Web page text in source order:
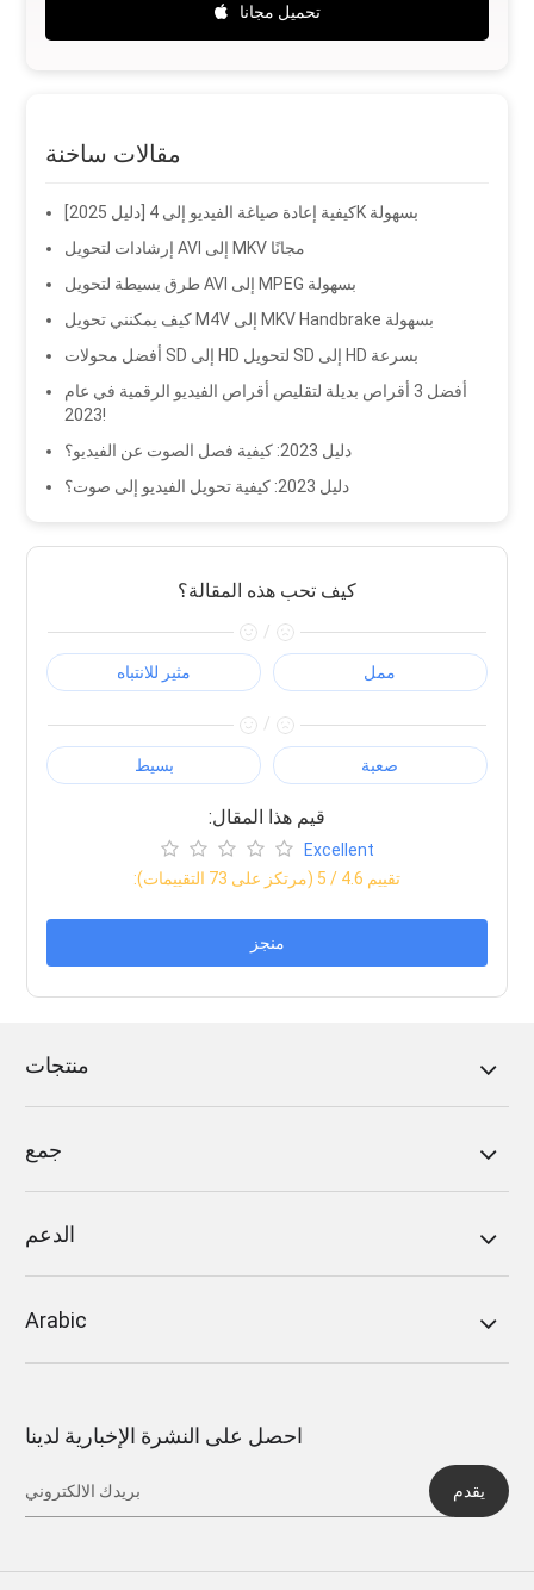
تحميل مجانا
مقالات ساخنة
[دليل 2025] كيفية إعادة صياغة الفيديو إلى 4K بسهولة
إرشادات لتحويل AVI إلى MKV مجانًا
طرق بسيطة لتحويل AVI إلى MPEG بسهولة
كيف يمكنني تحويل M4V إلى MKV Handbrake بسهولة
أفضل محولات SD إلى HD لتحويل SD إلى HD بسرعة
أفضل 3 أقراص بديلة لتقليص أقراص الفيديو الرقمية في عام
2023!
دليل 2023: كيفية فصل الصوت عن الفيديو؟
دليل 2023: كيفية تحويل الفيديو إلى صوت؟
كيف تحب هذه المقالة؟
/
مثير للانتباه ممل
/
بسيط صعبة
:قيم هذا المقال
Excellent
:تقييم 4.6 / 5 (مرتكز على 73 التقييمات)
منجز
منتجات
جمع
الدعم
Arabic
احصل على النشرة الإخبارية لدينا
يقدم